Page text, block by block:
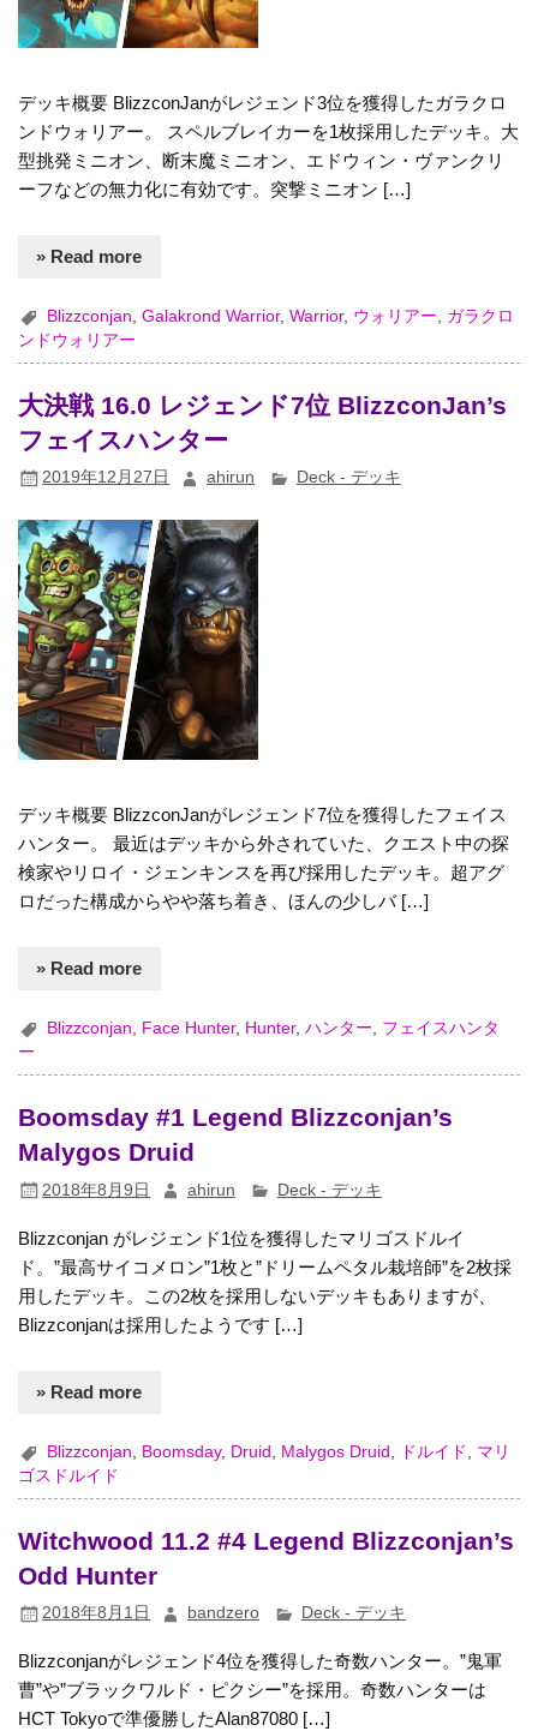
デッキ概要 BlizzconJanがレジェンド3位を獲得したガラクロ
ンドウォリアー。 スペルブレイカーを1枚採用したデッキ。大
型挑発ミニオン、断末魔ミニオン、エドウィン・ヴァンクリ
ーフなどの無力化に有効です。突撃ミニオン […]
» Read more
Blizzconjan ,Galakrond Warrior,Warrior, ウォリアー
ガラクロ
ンドウォリアー
大決戦 16.0 レジェンド7位 BlizzconJan’s
フェイスハンター
2019年12月27日 ahirun Deck - デッキ
デッキ概要 BlizzconJanがレジェンド7位を獲得したフェイス
ハンター。 最近はデッキから外されていた、クエスト中の探
検家やリロイ・ジェンキンスを再び採用したデッキ。超アグ
ロだった構成からやや落ち着き、ほんの少しバ […]
» Read more
Blizzconjan Face Hunter, Hunter,ハンター
フェイスハンタ
ー
Boomsday #1 Legend Blizzconjan’s
Malygos Druid
2018年8月9日 ahirun Deck - デッキ
Blizzconjan がレジェンド1位を獲得したマリゴスドルイ
ド。”最高サイコメロン”1枚と”ドリームペタル栽培師”を2枚採
用したデッキ。この2枚を採用しないデッキもありますが、
Blizzconjanは採用したようです […]
» Read more
Blizzconjan Boomsday, Druid Malygos Druid ドルイド
マリ
ゴスドルイド
Witchwood 11.2 #4 Legend Blizzconjan’s
Odd Hunter
2018年8月1日 bandzero Deck - デッキ
Blizzconjanがレジェンド4位を獲得した奇数ハンター。”鬼軍
曹”や”ブラックワルド・ピクシー”を採用。奇数ハンターは
HCT Tokyoで準優勝したAlan87080 […]